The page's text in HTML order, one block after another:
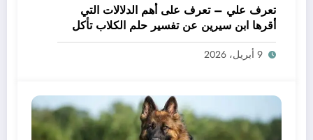
تعرف علي – تعرف على أهم الدلالات التي
أقرها ابن سيرين عن تفسير حلم الكلاب تأكل
لحم – بالتفصيل
9 أبريل، 2026